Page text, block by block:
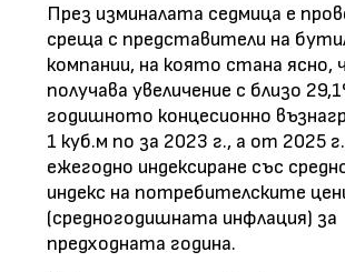
През изминалата седмица е
среща с представители на
компании, на която стана ясно,
получава увеличение с близо
годишното концесионно
1 куб.м по за 2023 г., а от 2025
ежегодно индексиране със
индекс на потребителските
(средногодишната инфлация) за
предходната година.